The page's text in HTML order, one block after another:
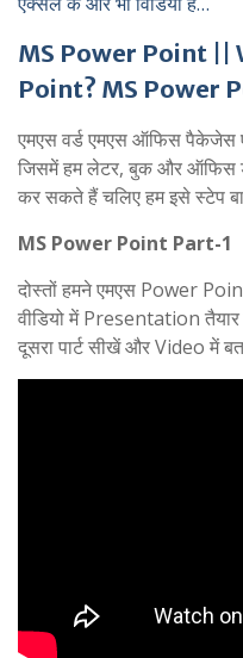
MS Power Point ||
Point? MS Power
एमएस वर्ड एमएस ऑफिस पैकेजेस
जिसमें हम लेटर, बुक और ऑफिस
कर सकते हैं चलिए हम इसे स्टेप
MS Power Point Part-1
दोस्तों हमने एमएस Power Point
वीडियो में Presentation तैयार
दूसरा पार्ट सीखें और Video में